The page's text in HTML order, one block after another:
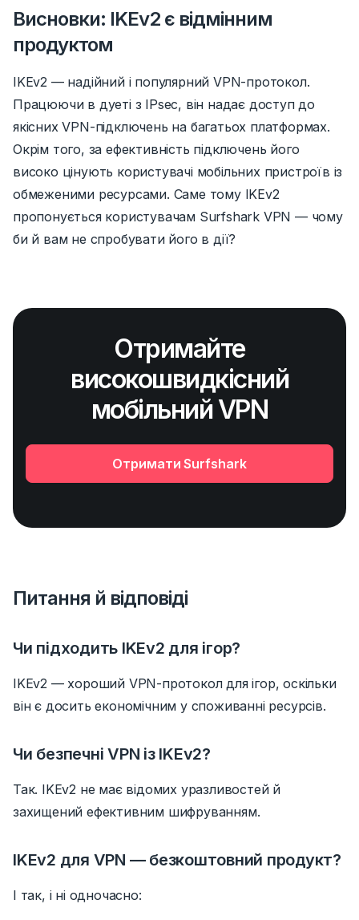
Висновки: IKEv2 є відмінним
продуктом
IKEv2 — надійний і популярний VPN-протокол.
Працюючи в дуеті з IPsec, він надає доступ до
якісних VPN-підключень на багатьох платформах.
Окрім того, за ефективність підключень його
високо цінують користувачі мобільних пристроїв із
обмеженими ресурсами. Саме тому IKEv2
пропонується користувачам Surfshark VPN — чому
бий вам не спробувати його в дії?
Отримайте
високошвидкісний
мобільний VPN
Отримати Surfshark
Питання й відповіді
Чи підходить IKEv2 для ігор?
IKEv2 — хороший VPN-протокол для ігор, оскільки
він є досить економічним у споживанні ресурсів.
Чи безпечні VPN із IKEv2?
Так. IKEv2 не має відомих уразливостей й
захищений ефективним шифруванням.
IKEv2 для VPN — безкоштовний продукт?
І так, і ні одночасно: